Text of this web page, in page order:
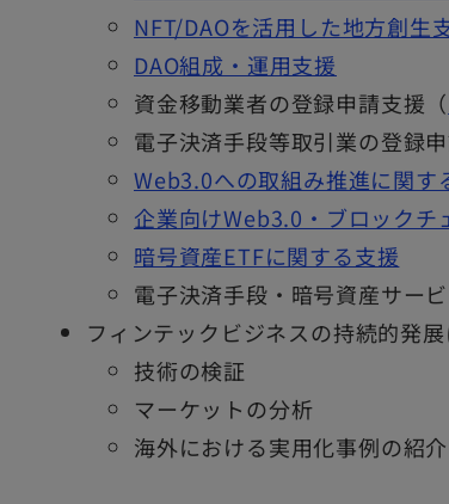
NFT/DAOを活用した地方創生
DAO組成・運用支援
資金移動業者の登録申請支援（
電子決済手段等取引業の登録
Web3.0への取組み推進に関す
企業向けWeb3.0・ブロックチ
暗号資産ETFに関する支援
電子決済手段・暗号資産サー
フィンテックビジネスの持続的発
技術の検証
マーケットの分析
海外における実用化事例の紹介